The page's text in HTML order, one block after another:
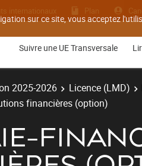
sur ce site, vous acceptez
internationaux Plan
Suivre une UE Transversale
2025-2026 Licence (LMD)
financières (option)